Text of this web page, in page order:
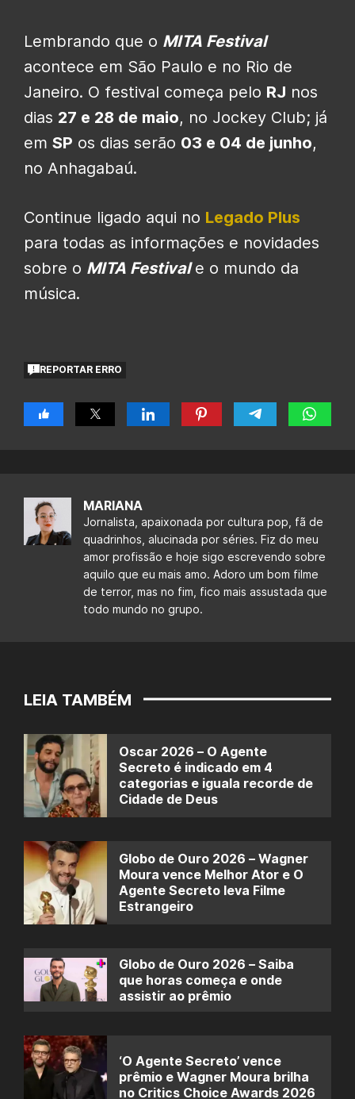
Lembrando que o MITA Festival
acontece em São Paulo e no Rio de
Janeiro. O festival começa pelo RJ nos
dias 27 e 28 de maio, no Jockey Club; já
em SP os dias serão 03 e 04 de junho,
no Anhagabaú.
Continue ligado aqui no Legado Plus
para todas as informações e novidades
sobre o MITA Festivale o mundo da
música.
REPORTAR ERRO
MARIANA
Jornalista, apaixonada por cultura pop, fã de
quadrinhos, alucinada por séries. Fiz do meu
amor profissão e hoje sigo escrevendo sobre
aquilo que eu mais amo. Adoro um bom filme
de terror, mas no fim, fico mais assustada que
todo mundo no grupo.
LEIA TAMBÉM
Oscar 2026 – O Agente
Secreto é indicado em 4
categorias e iguala recorde de
Cidade de Deus
Globo de Ouro 2026 – Wagner
Moura vence Melhor Ator e O
Agente Secreto leva Filme
Estrangeiro
Globo de Ouro 2026 – Saiba
que horas começa e onde
assistir ao prêmio
‘O Agente Secreto’ vence
prêmio e Wagner Moura brilha
no Critics Choice Awards 2026